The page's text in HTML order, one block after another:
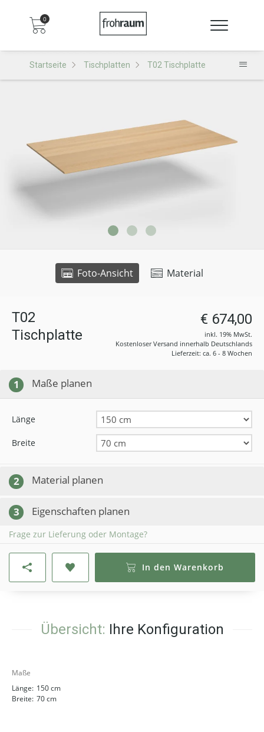
0
Startseite Tischplatten T02 Tischplatte
Foto-Ansicht Material
T02
Tischplatte
€ 674,00
inkl. 19% MwSt.
Kostenloser Versand innerhalb Deutschlands
Lieferzeit: ca. 6 - 8 Wochen
1 Maße planen
Länge
Breite
2 Material planen
3 Eigenschaften planen
Frage zur Lieferung oder Montage?
In den Warenkorb
Übersicht: Ihre Konfiguration
Maße
Länge: 150 cm
Breite: 70 cm